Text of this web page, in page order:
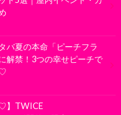
バ夏の本命「ピーチフラ
解禁！3つの幸せピーチで
♡】TWICE